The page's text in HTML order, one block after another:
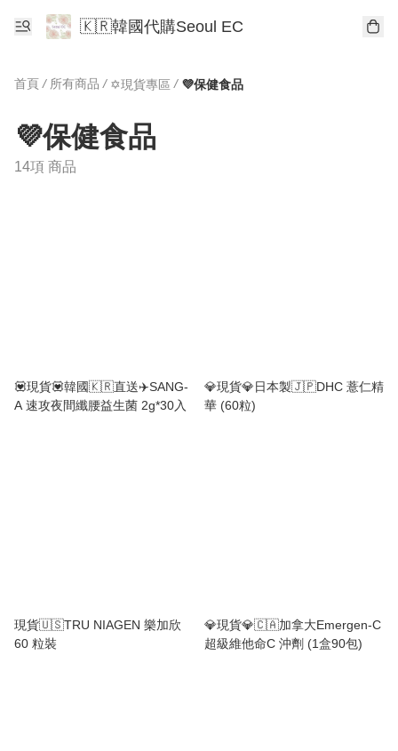
🇰🇷韓國代購Seoul EC
首頁 / 所有商品 / ✡️現貨專區 / 💜保健食品
💜保健食品
14項 商品
💟現貨💟韓國🇰🇷直送✈️SANG-
A 速攻夜間纖腰益生菌 2g*30入
💎現貨💎日本製🇯🇵DHC 薏仁精
華 (60粒)
現貨🇺🇸TRU NIAGEN 樂加欣
60 粒裝
💎現貨💎🇨🇦加拿大Emergen-C
超級維他命C 沖劑 (1盒90包)